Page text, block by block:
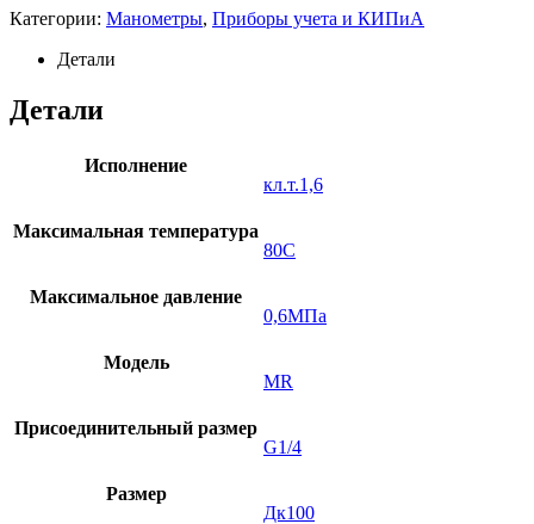
Категории: Манометры, Приборы учета и КИПиА
Детали
Детали
Исполнение
кл.т.1,6
Максимальная температура
80C
Максимальное давление
0,6МПа
Модель
MR
Присоединительный размер
G1/4
Размер
Дк100